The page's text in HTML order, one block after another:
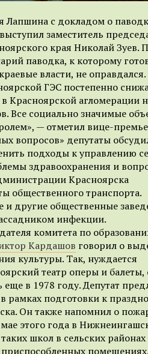
Лапшина с докладом о
заместитель
края Николай Зуев.
паводка, к которому
власти, не
ГЭС постепенно
Красноярской агломерации
Все социально значимые
— отметил вице-
вопросов» депутаты
подходы к управлению
здравоохранения и
Красноярска
общественного транспорта.
и другие общественные
инфекции.
комитета по
Кардашов говорил о
культуры. Так, нуждается
театр оперы и балеты,
еще в 1978 году. Депутат
рамках подготовки к
Он также напомнил о
этого года в
школ в сельских районах
приспособленных